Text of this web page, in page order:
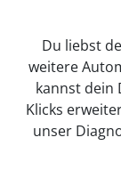
Du liebst
weitere
kannst dein
Klicks
unser